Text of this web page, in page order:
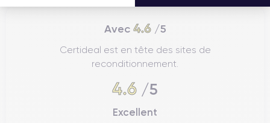
Avec 4.6/5
Certideal est en tête des sites de
reconditionnement.
4.6 /5
Excellent